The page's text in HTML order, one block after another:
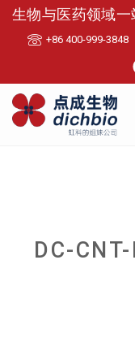
生物与医药领域
+86 400-999-3848
DC-